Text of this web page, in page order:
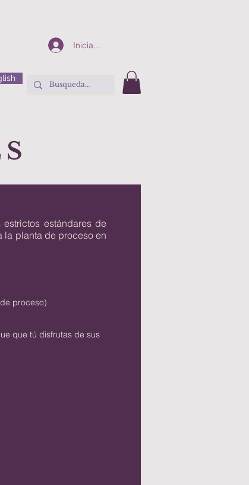
Iniciar sesión
estándares de
planta de proceso en
proceso)
que tú disfrutas de sus